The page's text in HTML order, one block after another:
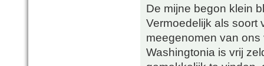
De mijne begon klein
Vermoedelijk als soort
meegenomen van
Washingtonia is vrij